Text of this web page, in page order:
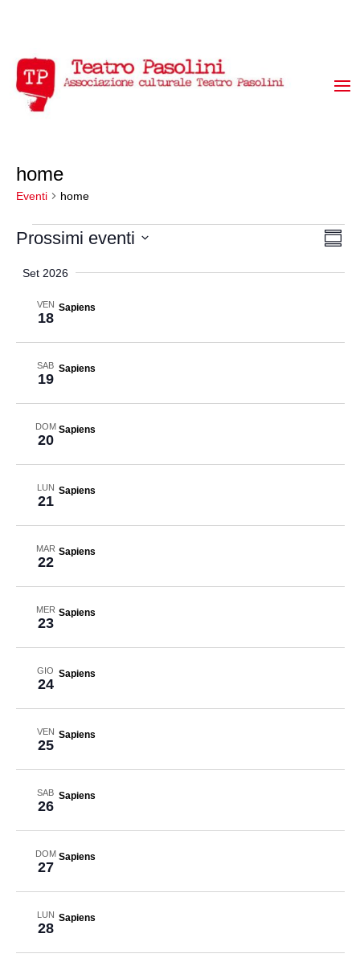
home
Eventi home
Eventi
Prossimi eventi
date.
Set 2026
VEN
18
Sapiens
SAB
19
Sapiens
DOM
20
Sapiens
LUN
21
Sapiens
MAR
22
Sapiens
MER
23
Sapiens
GIO
24
Sapiens
VEN
25
Sapiens
SAB
26
Sapiens
DOM
27
Sapiens
LUN
28
Sapiens